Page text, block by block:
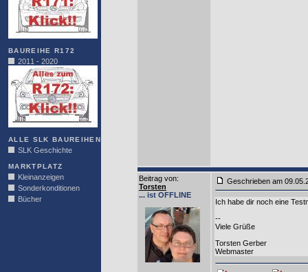
BAUREIHE R172
2011 - 2020
ALLE SLK BAUREIHEN
SLK Geschichte
MARKTPLATZ
Kleinanzeigen
Sonderkonditionen
Bücher
Beitrag von:
Torsten
... ist OFFLINE
Geschrieben am
Ich habe dir noch eine
--
Viele Grüße
Torsten Gerber
Webmaster